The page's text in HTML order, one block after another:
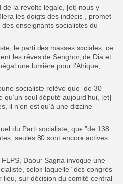
de la révolte légale, [et] nous y
les doigts des indécis”, promet
enseignants socialistes du
le parti des masses sociales, ce
les rêves de Senghor, de Dia et
une lumière pour l’Afrique,
socialiste relève que ”de 30
seul député aujourd’hui, [et]
il n’en est qu’à une dizaine”
du Parti socialiste, que ”de 138
seules 80 sont encore actives
Daour Sagna invoque une
selon laquelle “des congrès
lieu, sur décision du comité central